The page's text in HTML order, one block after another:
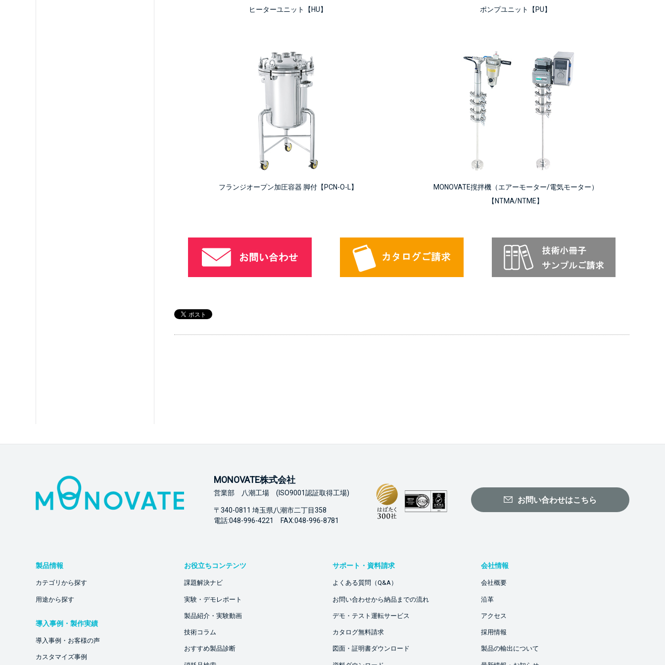
ヒーターユニット【HU】 ポンプユニット【PU】
フランジオープン加圧容器 脚付【PCN-O-L】
MONOVATE撹拌機（エアーモーター/電気モーター）
【NTMA/NTME】
MONOVATE株式会社
営業部 八潮工場 (ISO9001認証取得工場)
〒340-0811 埼玉県八潮市二丁目358
電話:048-996-4221 FAX:048-996-8781
お問い合わせはこちら
製品情報
カテゴリから探す
用途から探す
導入事例・製作実績
導入事例・お客様の声
カスタマイズ事例
お役立ちコンテンツ
課題解決ナビ
実験・デモレポート
製品紹介・実験動画
技術コラム
おすすめ製品診断
サポート・資料請求
よくある質問（Q&A）
お問い合わせから納品までの流れ
デモ・テスト運転サービス
カタログ無料請求
図面・証明書ダウンロード
会社情報
会社概要
沿革
アクセス
採用情報
製品の輸出について